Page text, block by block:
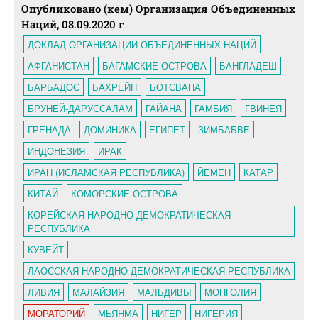
Опубликовано (кем) Организация Объединенных
Наций, 08.09.2020 г
ДОКЛАД ОРГАНИЗАЦИИ ОБЪЕДИНЕННЫХ НАЦИЙ
АФГАНИСТАН
БАГАМСКИЕ ОСТРОВА
БАНГЛАДЕШ
БАРБАДОС
БАХРЕЙН
БОТСВАНА
БРУНЕЙ-ДАРУССАЛАМ
ГАЙАНА ГАМБИЯ
ГВИНЕЯ
ГРЕНАДА
ДОМИНИКА ЕГИПЕТ
ЗИМБАБВЕ
ИНДОНЕЗИЯ
ИРАК
ИРАН (ИСЛАМСКАЯ РЕСПУБЛИКА)
ЙЕМЕН
КАТАР
КИТАЙ
КОМОРСКИЕ ОСТРОВА
КОРЕЙСКАЯ НАРОДНО-ДЕМОКРАТИЧЕСКАЯ
РЕСПУБЛИКА
КУВЕЙТ
ЛАОССКАЯ НАРОДНО-ДЕМОКРАТИЧЕСКАЯ РЕСПУБЛИКА
ЛИВИЯ
МАЛАЙЗИЯ МАЛЬДИВЫ
МОНГОЛИЯ
МОРАТОРИЙ
МЬЯНМА НИГЕР НИГЕРИЯ